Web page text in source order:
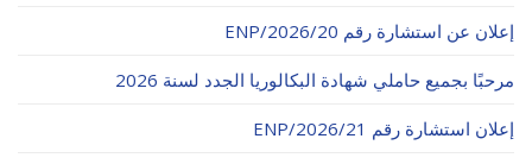
إعلان عن استشارة رقم 20/ENP/2026
مرحبًا بجميع حاملي شهادة البكالوريا الجدد لسنة 2026
إعلان استشارة رقم 21/ENP/2026